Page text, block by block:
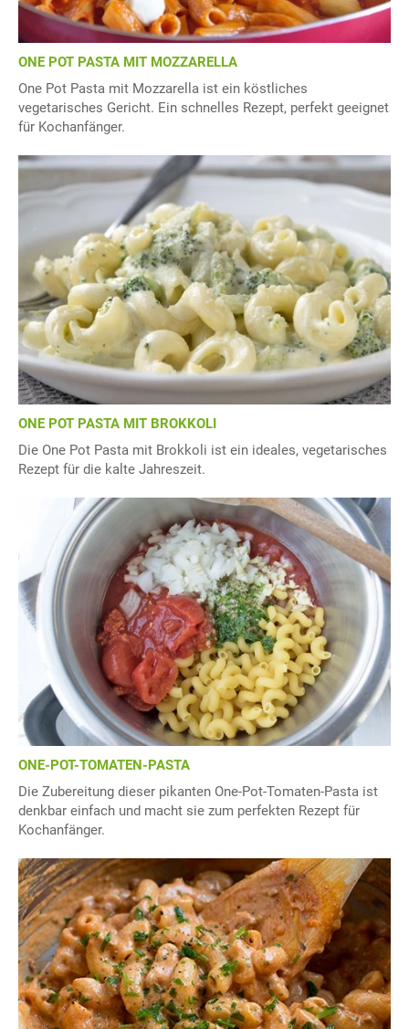
ONE POT PASTA MIT MOZZARELLA
One Pot Pasta mit Mozzarella ist ein köstliches
vegetarisches Gericht. Ein schnelles Rezept, perfekt geeignet
für Kochanfänger.
ONE POT PASTA MIT BROKKOLI
Die One Pot Pasta mit Brokkoli ist ein ideales, vegetarisches
Rezept für die kalte Jahreszeit.
ONE-POT-TOMATEN-PASTA
Die Zubereitung dieser pikanten One-Pot-Tomaten-Pasta ist
denkbar einfach und macht sie zum perfekten Rezept für
Kochanfänger.